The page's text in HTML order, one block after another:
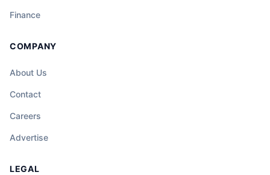
Finance
COMPANY
About Us
Contact
Careers
Advertise
LEGAL